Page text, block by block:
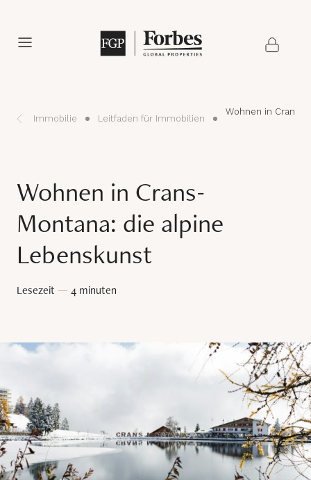
Immobilie Leitfaden für Immobilien
Wohnen in Crans-
Wohnen in Crans-
Montana: die alpine
Lebenskunst
Lesezeit — 4 minuten